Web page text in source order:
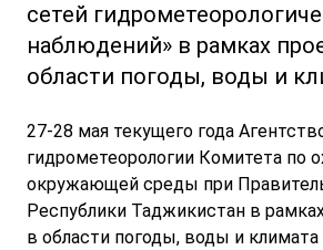
сетей
наблюдений» в рамках
области погоды, воды и
27-28 мая текущего года
гидрометеорологии Комитета по
окружающей среды при
Республики Таджикистан в
в области погоды, воды и климата